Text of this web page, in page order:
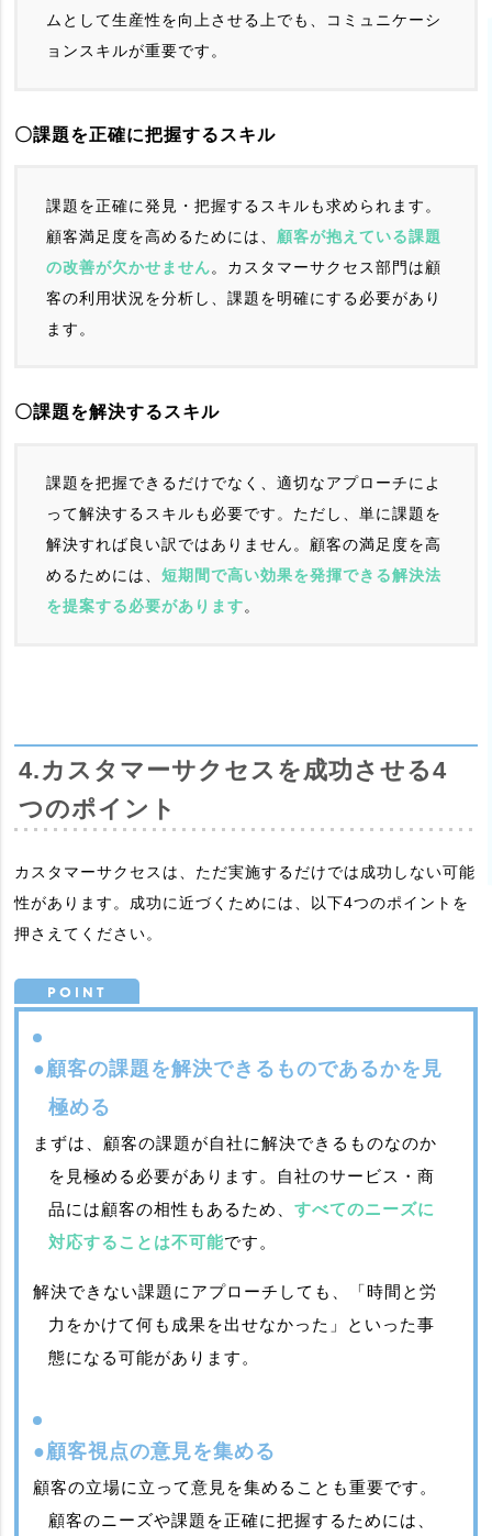
ムとして生産性を向上させる上でも、コミュニケーシ
ョンスキルが重要です。
〇課題を正確に把握するスキル
課題を正確に発見・把握するスキルも求められます。
顧客満足度を高めるためには、 顧客が抱えている課題
の改善が欠かせません。カスタマーサクセス部門は顧
客の利用状況を分析し、課題を明確にする必要があり
ます。
〇課題を解決するスキル
課題を把握できるだけでなく、適切なアプローチによ
って解決するスキルも必要です。ただし、単に課題を
解決すれば良い訳ではありません。顧客の満足度を高
めるためには、短期間で高い効果を発揮できる解決法
を提案する必要があります。
4.カスタマーサクセスを成功させる4
つのポイント
カスタマーサクセスは、ただ実施するだけでは成功しない可能
性があります。成功に近づくためには、以下4つのポイントを
押さえてください。
●顧客の課題を解決できるものであるかを見
極める
まずは、顧客の課題が自社に解決できるものなのか
を見極める必要があります。自社のサービス・商
品には顧客の相性もあるため、 すべてのニーズに
対応することは不可能です。
解決できない課題にアプローチしても、「時間と労
力をかけて何も成果を出せなかった」といった事
態になる可能があります。
●顧客視点の意見を集める
顧客の立場に立って意見を集めることも重要です。
顧客のニーズや課題を正確に把握するためには、